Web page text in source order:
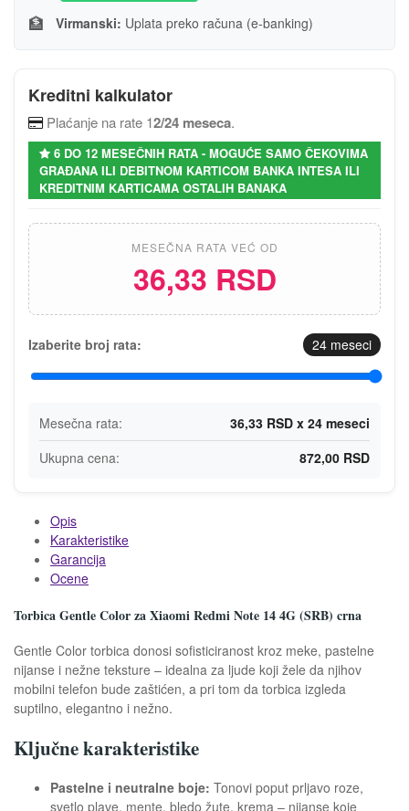
🏦 Virmanski: Uplata preko računa (e-banking)
Kreditni kalkulator
Plaćanje na rate 12/24 meseca.
6 DO 12 MESEČNIH RATA - MOGUĆE SAMO ČEKOVIMA
GRAĐANA ILI DEBITNOM KARTICOM BANKA INTESA ILI
KREDITNIM KARTICAMA OSTALIH BANAKA
MESEČNA RATA VEĆ OD
36,33 RSD
Izaberite broj rata: 24 meseci
Mesečna rata:
36,33 RSD x 24 meseci
Ukupna cena:
872,00 RSD
Opis
Karakteristike
Garancija
Ocene
Torbica Gentle Color za Xiaomi Redmi Note 14 4G (SRB) crna
Gentle Color torbica donosi sofisticiranost kroz meke, pastelne
nijanse i nežne teksture – idealna za ljude koji žele da njihov
mobilni telefon bude zaštićen, a pri tom da torbica izgleda
suptilno, elegantno i nežno.
Ključne karakteristike
Pastelne i neutralne boje: Tonovi poput prljavo roze,
svetlo plave, mente, bledo žute, krema – nijanse koje